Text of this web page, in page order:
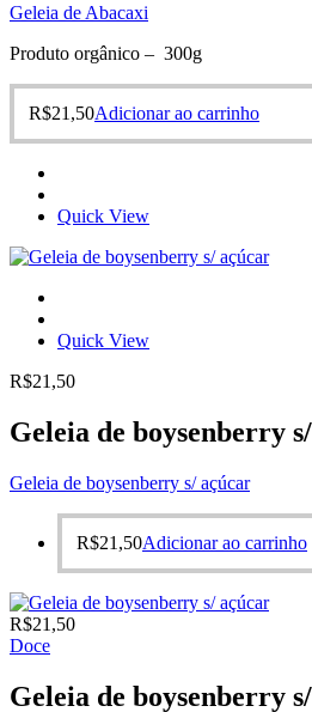
Geleia de Abacaxi
Produto orgânico – 300g
R$21,50Adicionar ao carrinho
Quick View
Quick View
R$21,50
Geleia de boysenberry
Geleia de boysenberry s/ açúcar
R$21,50Adicionar ao carrinho
R$21,50
Doce
Geleia de boysenberry